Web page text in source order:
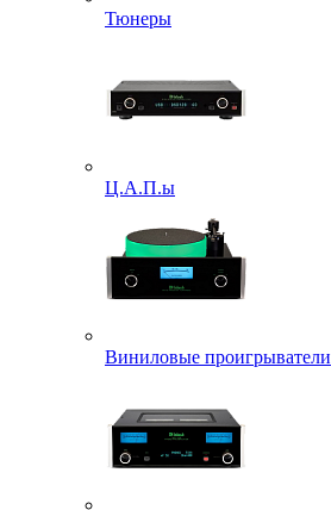
Тюнеры
Ц.А.П.ы
Виниловые проигрыватели